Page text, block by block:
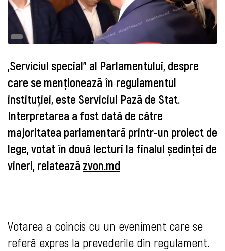
„Serviciul special” al Parlamentului, despre
care se menționează în regulamentul
instituției, este Serviciul Pază de Stat.
Interpretarea a fost dată de către
majoritatea parlamentară printr-un proiect de
lege, votat în două lecturi la finalul ședinței de
vineri, relatează zvon.md
Votarea a coincis cu un eveniment care se
referă expres la prevederile din regulament.